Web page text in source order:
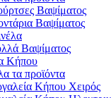
Βαψίματος
Βαψίματος
Βαψίματος
Κήπου
τα προϊόντα
Κήπου Χειρός